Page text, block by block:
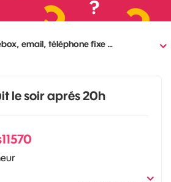
email, téléphone fixe …
le soir aprés 20h